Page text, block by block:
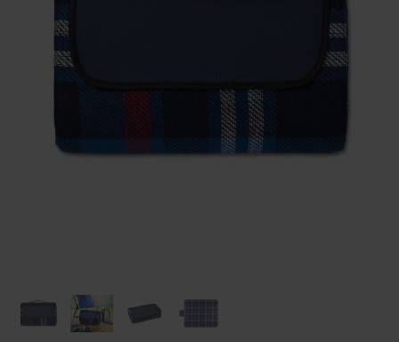
Outdoor & Vrije Tijd
Auto & Veiligheid
Gezondheid & Verzorging